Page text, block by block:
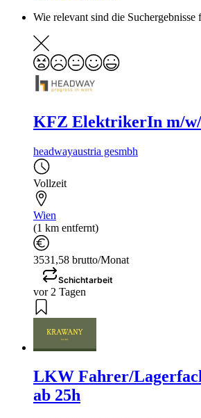
Wie relevant sind die Suchergebnisse
KFZ ElektrikerIn m/
headwayaustria gesmbh
Vollzeit
Wien
(1 km entfernt)
3531,58 brutto/Monat
Schichtarbeit
vor 2 Tagen
LKW Fahrer/
ab 25h